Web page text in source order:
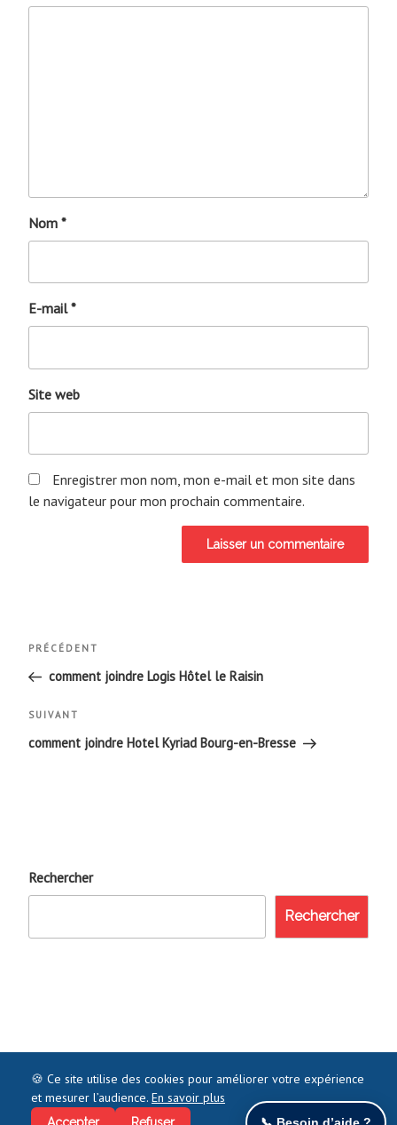
Nom *
E-mail*
Site web
Enregistrer mon nom, mon e-mail et mon site dans
le navigateur pour mon prochain commentaire.
Navigation
de
l’article
Article
précédent
PRÉCÉDENT
comment joindre Logis Hôtel le Raisin
Article
suivant
SUIVANT
comment joindre Hotel Kyriad Bourg-en-Bresse
Rechercher
Rechercher
©2021 COMMENTJOINDRE.FR - TOUS DROITS RÉSERVÉS
🍪 Ce site utilise des cookies pour améliorer votre expérience
et mesurer l’audience. En savoir plus